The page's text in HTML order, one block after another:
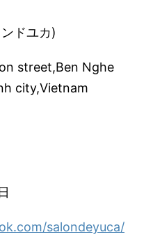
ドユカ)
street,Ben Nghe
city,Vietnam
salondeyuca/